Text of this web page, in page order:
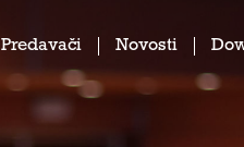
Predavači Novosti